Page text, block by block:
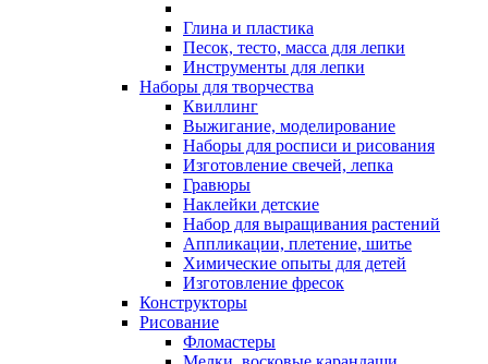
Глина и пластика
Песок, тесто, масса для лепки
Инструменты для лепки
Наборы для творчества
Квиллинг
Выжигание, моделирование
Наборы для росписи и рисования
Изготовление свечей, лепка
Гравюры
Наклейки детские
Набор для выращивания растений
Аппликации, плетение, шитье
Химические опыты для детей
Изготовление фресок
Конструкторы
Рисование
Фломастеры